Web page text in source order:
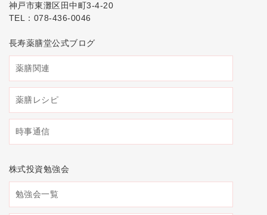
神戸市東灘区田中町3-4-20
TEL：078-436-0046
長寿薬膳堂公式ブログ
薬膳関連
薬膳レシピ
時事通信
株式投資勉強会
勉強会一覧